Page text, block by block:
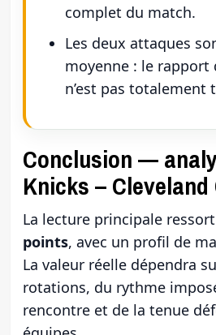
complet du match.
Les deux attaques
moyenne : le rapport
n’est pas totalement
Conclusion —
Knicks –
La lecture principale
points, avec un profil de
La valeur réelle dépendra
rotations, du rythme
rencontre et de la tenue